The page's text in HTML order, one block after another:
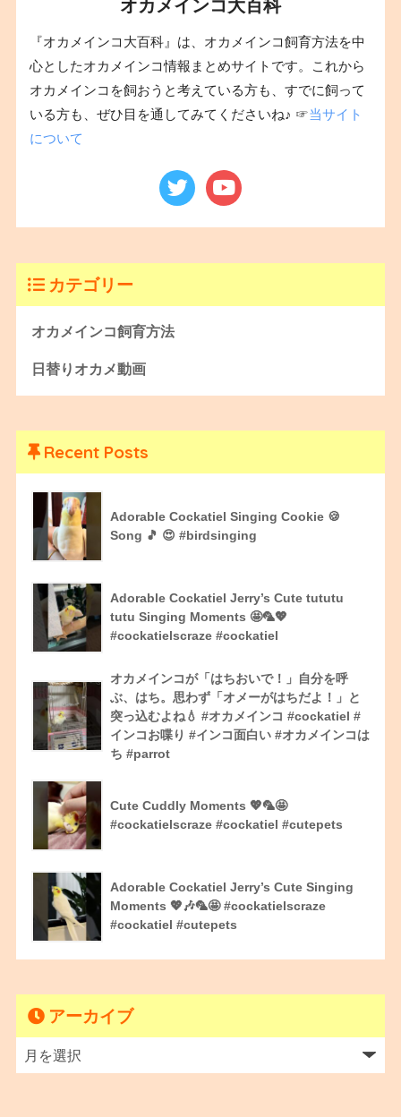
オカメインコ大百科
『オカメインコ大百科』は、オカメインコ飼育方法を中
心としたオカメインコ情報まとめサイトです。これから
オカメインコを飼おうと考えている方も、すでに飼って
いる方も、ぜひ目を通してみてくださいね♪ ☞当サイト
について
カテゴリー
オカメインコ飼育方法
日替りオカメ動画
Recent Posts
Adorable Cockatiel Singing Cookie 🍪
Song 🎵 😍 #birdsinging
Adorable Cockatiel Jerry’s Cute tututu
tutu Singing Moments 🤩🦜💖
#cockatielscraze #cockatiel
オカメインコが「はちおいで！」自分を呼
ぶ、はち。思わず「オメーがはちだよ！」と
突っ込むよね💧 #オカメインコ #cockatiel #
インコお喋り #インコ面白い #オカメインコは
ち #parrot
Cute Cuddly Moments 💖🦜🤩
#cockatielscraze #cockatiel #cutepets
Adorable Cockatiel Jerry’s Cute Singing
Moments 💖🎶🦜🤩 #cockatielscraze
#cockatiel #cutepets
アーカイブ